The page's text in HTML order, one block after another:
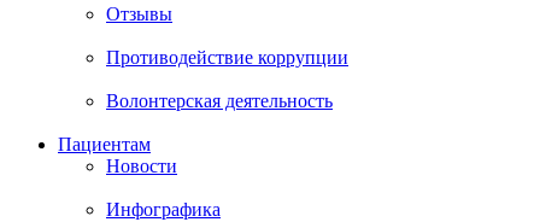
Отзывы
Противодействие коррупции
Волонтерская деятельность
Пациентам
Новости
Инфографика